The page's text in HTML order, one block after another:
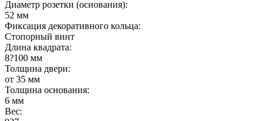
Диаметр розетки (основания):
52 мм
Фиксация декоративного кольца:
Стопорный винт
Длина квадрата:
8?100 мм
Толщина двери:
от 35 мм
Толщина основания:
6 мм
Вес: